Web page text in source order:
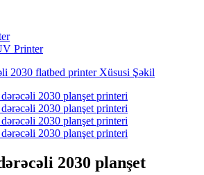
Printer
2030 planşet